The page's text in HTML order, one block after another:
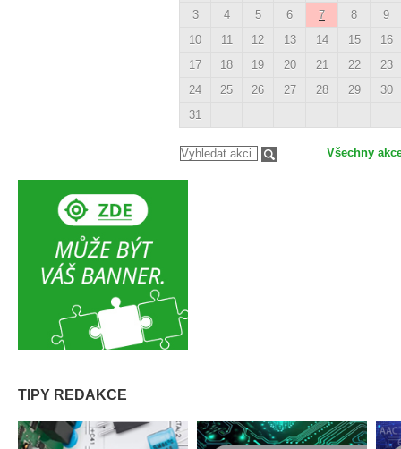
3
4 5 6 7 8
9
10
11 12 13 14 15
16
17
18 19 20 21 22
23
24
25 26 27 28 29
30
31
Všechny
TIPY REDAKCE